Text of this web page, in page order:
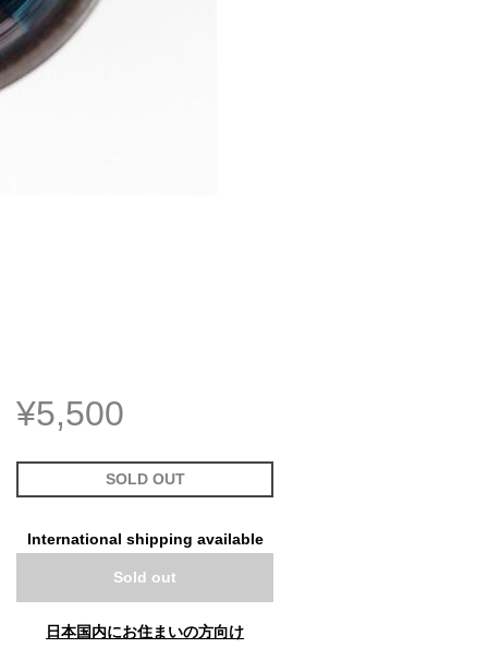
¥5,500
SOLD OUT
International shipping available
Sold out
日本国内にお住まいの方向け